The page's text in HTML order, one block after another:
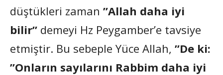
düştükleri zaman ”Allah daha iyi
bilir” demeyi Hz Peygamber’e tavsiye
etmiştir. Bu sebeple Yüce Allah, ”De ki:
”Onların sayılarını Rabbim daha iyi